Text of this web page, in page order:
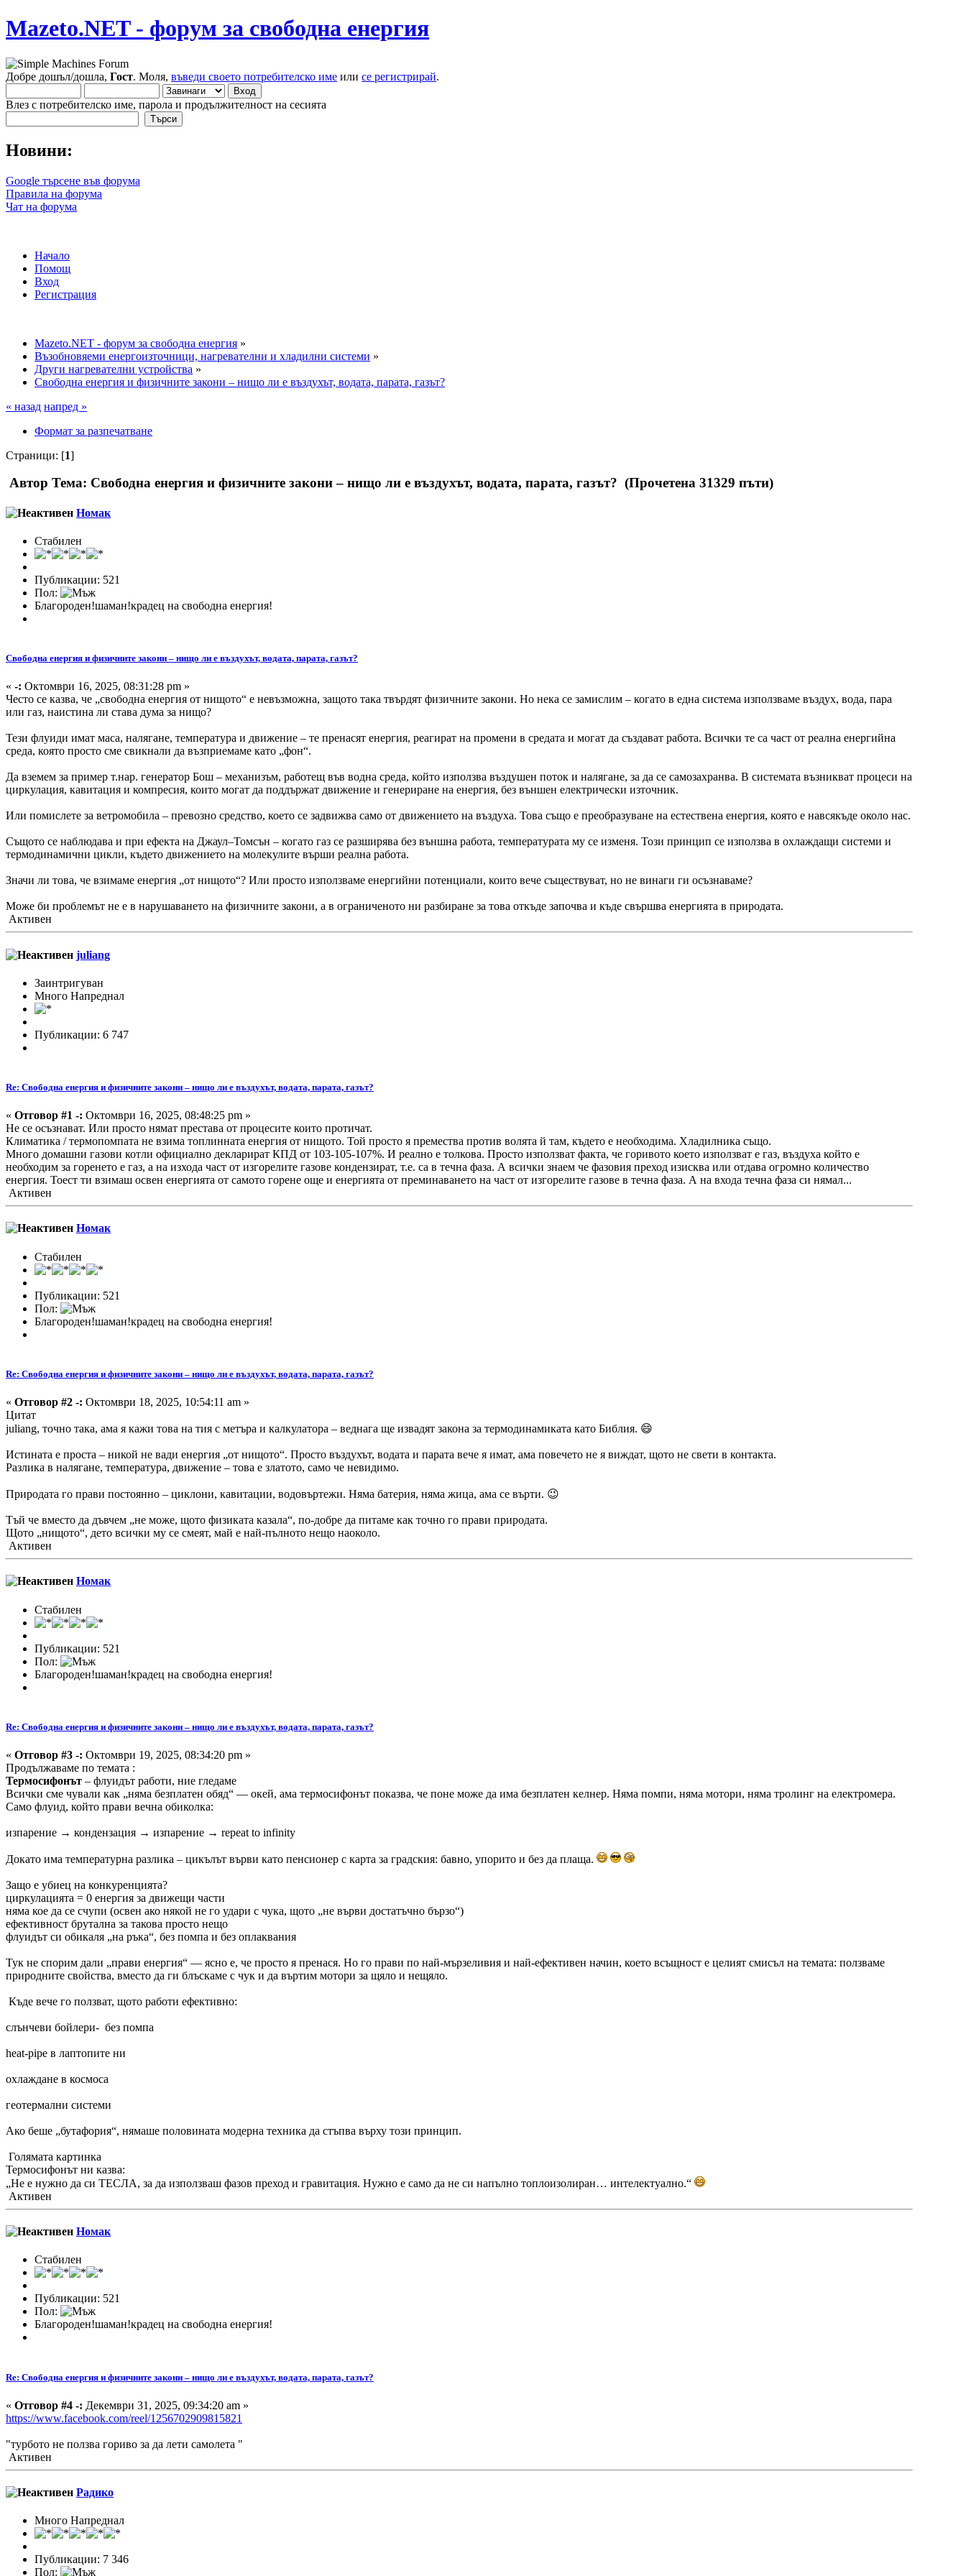
Mazeto.NET - форум за свободна енергия
Добре дошъл/дошла, Гост. Моля, въведи своето потребителско име или се регистрирай.
Влез с потребителско име, парола и продължителност на сесията
Новини:
Google търсене във форума
Правила на форума
Чат на форума
Начало
Помощ
Вход
Регистрация
Mazeto.NET - форум за свободна енергия »
Възобновяеми енергоизточници, нагревателни и хладилни системи »
Други нагревателни устройства »
Свободна енергия и физичните закони – нищо ли е въздухът, водата, парата, газът?
« назад напред »
Формат за разпечатване
Страници: [1]
Автор Тема: Свободна енергия и физичните закони – нищо ли е въздухът, водата, парата, газът? (Прочетена 31329 пъти)
Номак
Стабилен
Публикации: 521
Пол:
Благороден!шаман!крадец на свободна енергия!
Свободна енергия и физичните закони – нищо ли е въздухът, водата, парата, газът?
« -: Октомври 16, 2025, 08:31:28 pm »
Често се казва, че „свободна енергия от нищото“ е невъзможна, защото така твърдят физичните закони. Но нека се замислим – когато в една система използваме въздух, вода, пара
или газ, наистина ли става дума за нищо?
Тези флуиди имат маса, налягане, температура и движение – те пренасят енергия, реагират на промени в средата и могат да създават работа. Всички те са част от реална енергийна
среда, която просто сме свикнали да възприемаме като „фон“.
Да вземем за пример т.нар. генератор Бош – механизъм, работещ във водна среда, който използва въздушен поток и налягане, за да се самозахранва. В системата възникват процеси на
циркулация, кавитация и компресия, които могат да поддържат движение и генериране на енергия, без външен електрически източник.
Или помислете за ветромобила – превозно средство, което се задвижва само от движението на въздуха. Това също е преобразуване на естествена енергия, която е навсякъде около нас.
Същото се наблюдава и при ефекта на Джаул–Томсън – когато газ се разширява без външна работа, температурата му се изменя. Този принцип се използва в охлаждащи системи и
термодинамични цикли, където движението на молекулите върши реална работа.
Значи ли това, че взимаме енергия „от нищото“? Или просто използваме енергийни потенциали, които вече съществуват, но не винаги ги осъзнаваме?
Може би проблемът не е в нарушаването на физичните закони, а в ограниченото ни разбиране за това откъде започва и къде свършва енергията в природата.
Активен
juliang
Заинтригуван
Много Напреднал
Публикации: 6 747
Re: Свободна енергия и физичните закони – нищо ли е въздухът, водата, парата, газът?
« Отговор #1 -: Октомври 16, 2025, 08:48:25 pm »
Не се осъзнават. Или просто нямат престава от процесите които протичат.
Климатика / термопомпата не взима топлинната енергия от нищото. Той просто я премества против волята й там, където е необходима. Хладилника също.
Много домашни газови котли официално декларират КПД от 103-105-107%. И реално е толкова. Просто използват факта, че горивото което използват е газ, въздуха който е
необходим за горенето е газ, а на изхода част от изгорелите газове кондензират, т.е. са в течна фаза. А всички знаем че фазовия преход изисква или отдава огромно количество
енергия. Тоест ти взимаш освен енергията от самото горене още и енергията от преминаването на част от изгорелите газове в течна фаза. А на входа течна фаза си нямал...
Активен
Номак
Стабилен
Публикации: 521
Пол:
Благороден!шаман!крадец на свободна енергия!
Re: Свободна енергия и физичните закони – нищо ли е въздухът, водата, парата, газът?
« Отговор #2 -: Октомври 18, 2025, 10:54:11 am »
Цитат
juliang, точно така, ама я кажи това на тия с метъра и калкулатора – веднага ще извадят закона за термодинамиката като Библия. 😄
Истината е проста – никой не вади енергия „от нищото“. Просто въздухът, водата и парата вече я имат, ама повечето не я виждат, щото не свети в контакта.
Разлика в налягане, температура, движение – това е златото, само че невидимо.
Природата го прави постоянно – циклони, кавитации, водовъртежи. Няма батерия, няма жица, ама се върти. 😉
Тъй че вместо да дъвчем „не може, щото физиката казала“, по-добре да питаме как точно го прави природата.
Щото „нищото“, дето всички му се смеят, май е най-пълното нещо наоколо.
Активен
Номак
Стабилен
Публикации: 521
Пол:
Благороден!шаман!крадец на свободна енергия!
Re: Свободна енергия и физичните закони – нищо ли е въздухът, водата, парата, газът?
« Отговор #3 -: Октомври 19, 2025, 08:34:20 pm »
Продължаваме по темата :
Термосифонът – флуидът работи, ние гледаме
Всички сме чували как „няма безплатен обяд“ — окей, ама термосифонът показва, че поне може да има безплатен келнер. Няма помпи, няма мотори, няма тролинг на електромера.
Само флуид, който прави вечна обиколка:
изпарение → кондензация → изпарение → repeat to infinity
Докато има температурна разлика – цикълът върви като пенсионер с карта за градския: бавно, упорито и без да плаща.
Защо е убиец на конкуренцията?
циркулацията = 0 енергия за движещи части
няма кое да се счупи (освен ако някой не го удари с чука, щото „не върви достатъчно бързо“)
ефективност брутална за такова просто нещо
флуидът си обикаля „на ръка“, без помпа и без оплаквания
Тук не спорим дали „прави енергия“ — ясно е, че просто я пренася. Но го прави по най-мързеливия и най-ефективен начин, което всъщност е целият смисъл на темата: ползваме
природните свойства, вместо да ги блъскаме с чук и да въртим мотори за щяло и нещяло.
Къде вече го ползват, щото работи ефективно:
слънчеви бойлери- без помпа
heat-pipe в лаптопите ни
охлаждане в космоса
геотермални системи
Ако беше „бутафория“, нямаше половината модерна техника да стъпва върху този принцип.
Голямата картинка
Термосифонът ни казва:
„Не е нужно да си ТЕСЛА, за да използваш фазов преход и гравитация. Нужно е само да не си напълно топлоизолиран… интелектуално.“
Активен
Номак
Стабилен
Публикации: 521
Пол:
Благороден!шаман!крадец на свободна енергия!
Re: Свободна енергия и физичните закони – нищо ли е въздухът, водата, парата, газът?
« Отговор #4 -: Декември 31, 2025, 09:34:20 am »
https://www.facebook.com/reel/1256702909815821
"турбото не ползва гориво за да лети самолета "
Активен
Радико
Много Напреднал
Публикации: 7 346
Пол: